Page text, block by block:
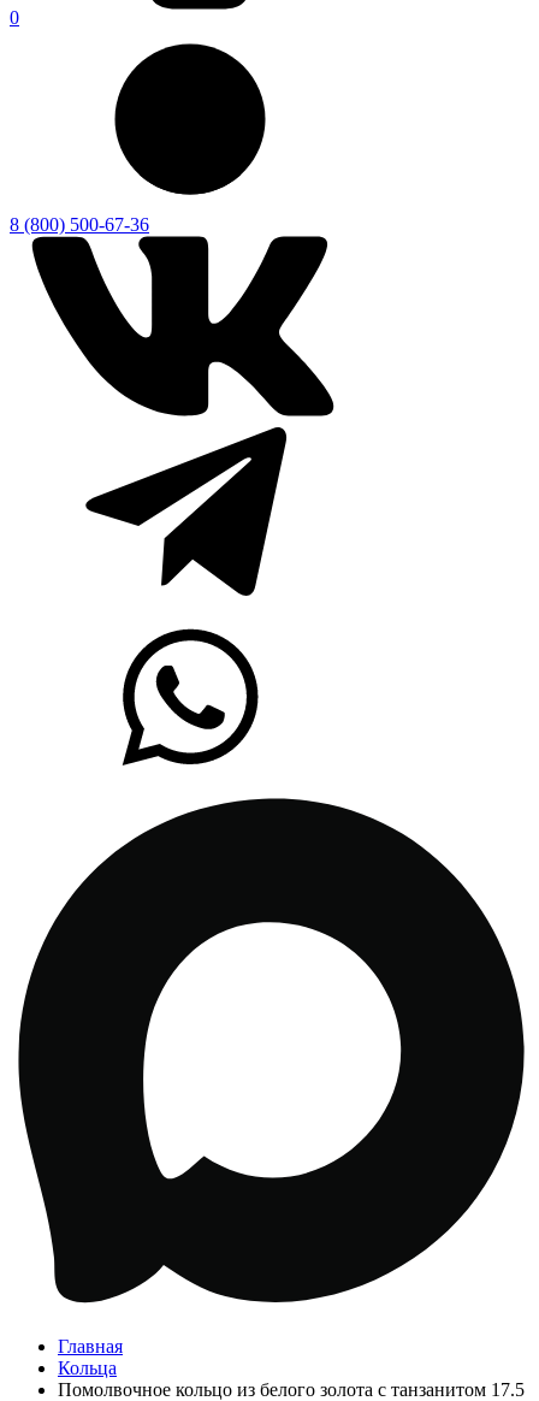
0
8 (800) 500-67-36
Главная
Кольца
Помолвочное кольцо из белого золота с танзанитом 17.5